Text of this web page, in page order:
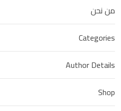
من نحن
Categories
Author Details
Shop